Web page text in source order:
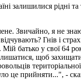
залишилися рідні
Звичайно, я не
Гнів і
батько у свої 64
щоб
це прийняти...", -